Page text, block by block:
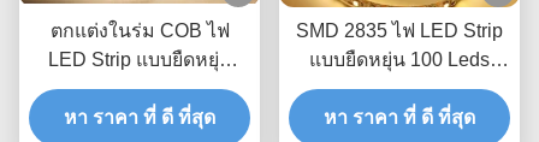
ตกแต่งในร่ม COB ไฟ
LED Strip แบบยืดหยุ่น
ความหนาแน่นสูง 512
Leds 10mm 24W IP20
หา ราคา ที่ ดี ที่สุด
SMD 2835 ไฟ LED Strip
แบบยืดหยุ่น 100 Leds
220V Cuttable LED
Ribbon Tape Light
หา ราคา ที่ ดี ที่สุด